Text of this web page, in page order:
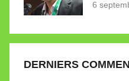
6
DERNIERS